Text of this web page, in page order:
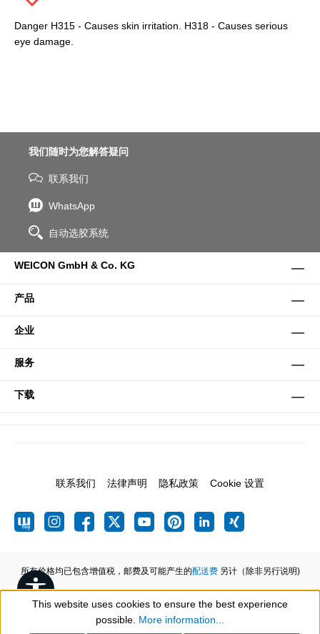
Danger H315 - Causes skin irritation. H318 - Causes serious
eye damage.
我们随时为您解答疑问
联系我们
WhatsApp
自动选胶系统
WEICON GmbH & Co. KG
产品
企业
服务
下载
联系我们 法律声明 隐私政策 Cookie 设置
所有价格均已包含增值税，邮费及可能产生的配送费另计（除非另行说明)
Show toolbar
This website uses cookies to ensure the best experience
possible. More information...